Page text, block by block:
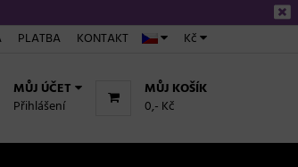
Kč
PLATBA KONTAKT
MŮJ KOŠÍK
0,- Kč
MŮJ ÚČET
Přihlášení